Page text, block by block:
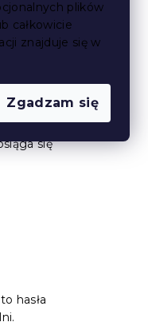
plików
całkowicie
znajduje się w
Zgadzam się
się
hasła